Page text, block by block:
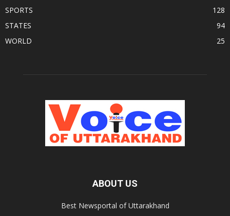
SPORTS
128
STATES
94
WORLD
25
ABOUT US
Best Newsportal of Uttarakhand